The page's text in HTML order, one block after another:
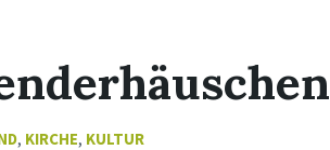
, KIRCHE, KULTUR